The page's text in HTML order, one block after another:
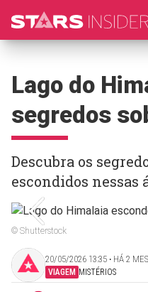
Lago do
segredos
Descubra os
escondidos nessas
© Shutterstock
20/05/2026 13:35 ‧ HÁ 2
VIAGEM MISTÉRIOS